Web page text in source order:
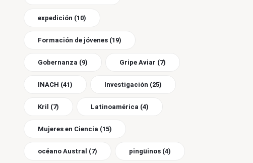
expedición (10)
Formación de jóvenes (19)
Gobernanza (9) Gripe Aviar (7)
INACH (41) Investigación (25)
Kril (7) Latinoamérica (4)
Mujeres en Ciencia (15)
océano Austral (7) pingüinos (4)